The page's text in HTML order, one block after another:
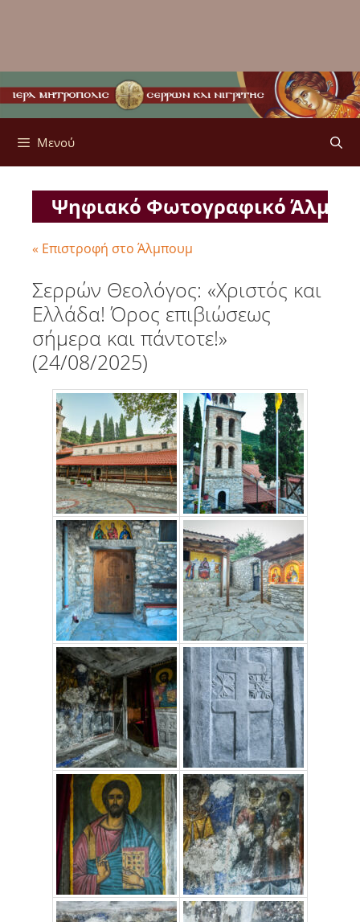
Μενού
Ψηφιακό Φωτογραφικό
« Επιστροφή στο Άλμπουμ
Σερρών Θεολόγος: «Χριστός και
Ελλάδα! Όρος επιβιώσεως
σήμερα και πάντοτε!»
(24/08/2025)